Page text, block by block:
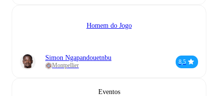
Homem do Jogo
Simon Ngapandouetnbu
Montpellier
8,5
Eventos